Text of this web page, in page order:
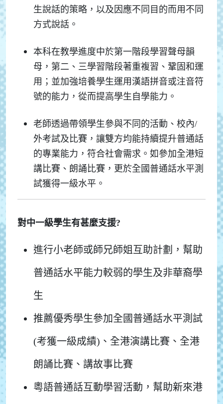
生說話的策略，以及因應不同目的而用不同
方式說話。
本科在教學進度中於第一階段學習聲母韻
母，第二、三學習階段著重複習、鞏固和運
用； 並加強培養學生運用漢語拼音或注音符
號的能力，從而提高學生自學能力。
老師透過帶領學生參與不同的活動、校內/
外考試及比賽，讓雙方均能持續提升普通話
的專業能力， 符合社會需求。如參加全港短
講比賽、朗誦比賽，更於全國普通話水平測
試獲得一級水平。
對中一級學生有甚麼支援?
進行小老師或師兄師姐互助計劃，幫助
普通話水平能力較弱的學生及非華裔學
生
推薦優秀學生參加全國普通話水平測試
(考獲一級成績)、全港演講比賽、全港
朗誦比賽、講故事比賽
粵語普通話互動學習活動，幫助新來港